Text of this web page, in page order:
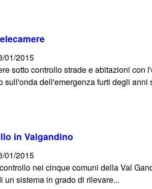
01/2015
sotto controllo strade e abitazioni con
sull'onda dell'emergenza furti degli
in Valgandino
01/2015
nei cinque comuni della Val
sistema in grado di rilevare...